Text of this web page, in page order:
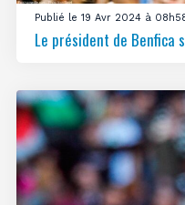
Publié le 19 Avr 2024 à
Le président de Benfica